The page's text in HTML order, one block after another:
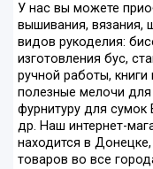
У нас вы можете
вышивания, вязания,
видов рукоделия:
изготовления бус,
ручной работы,
полезные мелочи для
фурнитуру для сумок
др. Наш интернет-
находится в
товаров во все